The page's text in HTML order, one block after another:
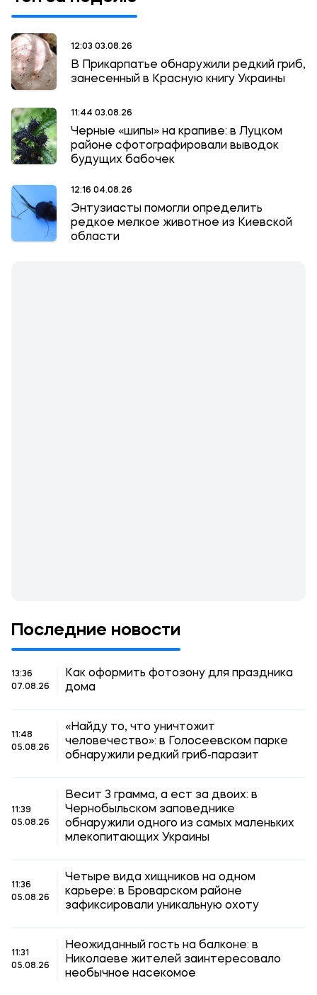
12:03 03.08.26
В Прикарпатье обнаружили редкий гриб,
занесенный в Красную книгу Украины
11:44 03.08.26
Черные «шипы» на крапиве: в Луцком
районе сфотографировали выводок
будущих бабочек
12:16 04.08.26
Энтузиасты помогли определить
редкое мелкое животное из Киевской
области
Последние новости
13:36
07.08.26
Как оформить фотозону для праздника
дома
11:48
05.08.26
«Найду то, что уничтожит
человечество»: в Голосеевском парке
обнаружили редкий гриб-паразит
11:39
05.08.26
Весит 3 грамма, а ест за двоих: в
Чернобыльском заповеднике
обнаружили одного из самых маленьких
млекопитающих Украины
11:36
05.08.26
Четыре вида хищников на одном
карьере: в Броварском районе
зафиксировали уникальную охоту
11:31
05.08.26
Неожиданный гость на балконе: в
Николаеве жителей заинтересовало
необычное насекомое